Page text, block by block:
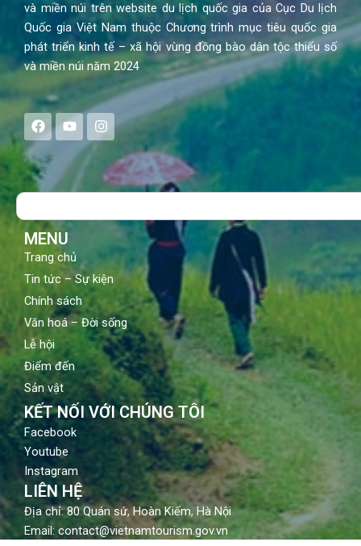
và miền núi trên website du lịch quốc gia của Cục Du lịch
Quốc gia Việt Nam thuộc Chương trình mục tiêu quốc gia
phát triển kinh tế – xã hội vùng đồng bào dân tộc thiểu số
và miền núi năm 2024
F
a
c
e
b
o
Y
o
u
t
u
b
I
n
s
a
g
Search
MENU
Trang chủ
Tin tức – Sự kiện
Chính sách
Văn hoá – Đời sống
Lễ hội
Điểm đến
Sản vật
KẾT NỐI VỚI CHÚNG TÔI
Facebook
Youtube
Instagram
LIÊN HỆ
Địa chỉ: 80 Quán sứ, Hoàn Kiếm, Hà Nội
Email: contact@vietnamtourism.gov.vn